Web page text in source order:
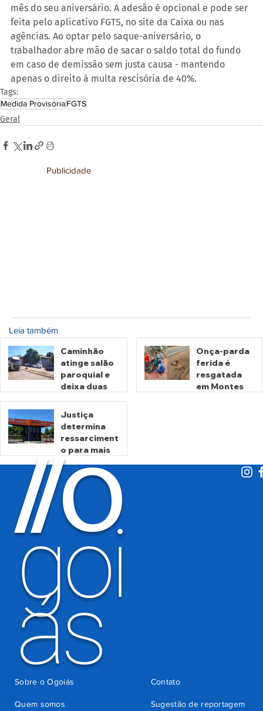
mês do seu aniversário. A adesão é opcional e pode ser
feita pelo aplicativo FGTS, no site da Caixa ou nas
agências. Ao optar pelo saque-aniversário, o
trabalhador abre mão de sacar o saldo total do fundo
em caso de demissão sem justa causa - mantendo
apenas o direito à multa rescisória de 40%.
Tags:
Medida ProvisóriaFGTS
Geral
Publicidade
Leia também
Caminhão
atinge salão
paroquial e
deixa duas
mortas em
Crixás
há 11 horas
Onça-parda
ferida é
resgatada
em Montes
Justiça
determina
ressarciment
o para mais
de 600 mil
motoristas
por
cobrança
indevida do
Detran-GO
há 4 dias
//O
goi
ás
Quem somos
Sugestão de reportagem
Contato
Sobre o Ogoiás